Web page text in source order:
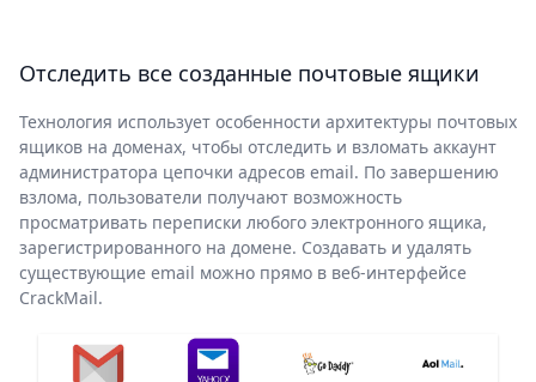
Отследить все созданные почтовые ящики
Технология использует особенности архитектуры почтовых
ящиков на доменах, чтобы отследить и взломать аккаунт
администратора цепочки адресов email. По завершению
взлома, пользователи получают возможность
просматривать переписки любого электронного ящика,
зарегистрированного на домене. Создавать и удалять
существующие email можно прямо в веб-интерфейсе
CrackMail.